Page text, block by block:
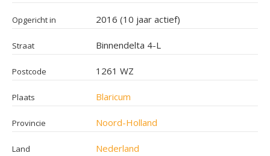
Opgericht in 2016 (10 jaar actief)
Straat Binnendelta 4-L
Postcode 1261 WZ
Plaats Blaricum
Provincie Noord-Holland
Land Nederland